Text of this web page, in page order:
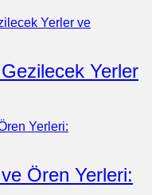
Yerler
Ören Yerleri: